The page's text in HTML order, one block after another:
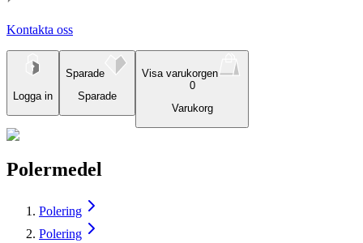
Kontakta oss
Logga in
Sparade
Sparade
Visa varukorgen
0
Varukorg
Polermedel
Polering
Polering